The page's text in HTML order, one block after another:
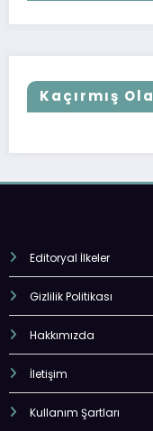
Kaçırmış
Editoryal İlkeler
Gizlilik Politikası
Hakkımızda
İletişim
Kullanım Şartları